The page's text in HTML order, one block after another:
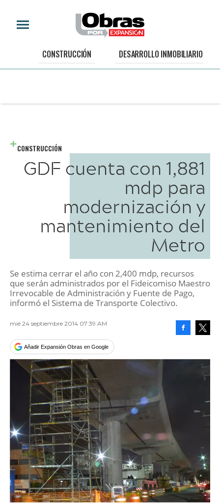
CONSTRUCCIÓN DESARROLLO INMOBILIARIO
CONSTRUCCIÓN
GDF cuenta con 1,881
mdp para
modernización y
mantenimiento del
Metro
Se estima cerrar el año con 2,400 mdp, recursos
que serán administrados por el Fideicomiso Maestro
Irrevocable de Administración y Fuente de Pago,
informó el Sistema de Transporte Colectivo.
mié 24 septiembre 2014 07:39 AM
Añadir Expansión Obras en Google